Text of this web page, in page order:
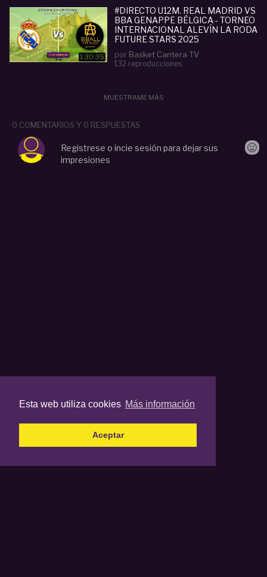
Esta web utiliza cookies Más información
Aceptar
1:30:35
#DIRECTO U12M. REAL MADRID VS
BBA GENAPPE BÉLGICA - TORNEO
INTERNACIONAL ALEVÍN LA RODA
FUTURE STARS 2025
por Basket Cantera TV
132 reproducciones
MUESTRAME MÁS
0 COMENTARIOS Y 0 RESPUESTAS